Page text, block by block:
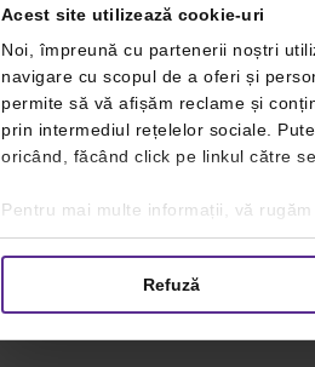
Acest site utilizează cookie-uri
Noi, împreună cu partenerii noștri
navigare cu scopul de a oferi și
permite să vă afișăm reclame și
prin intermediul rețelelor sociale.
oricând, făcând click pe linkul către
Pentru mai multe informații, vă
Refuză